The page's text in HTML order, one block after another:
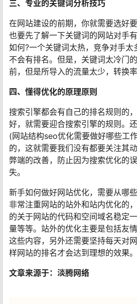
三、专业的关键词分析技巧
在网站建设的前期，你就需要选好
也要先了解一下关键词的网站对手
如何?一个关键词太热，竞争对手
不会有排名。但是，关键词太冷门
前，但是所导入的流量太少，转换率
四、懂得优化的原理原则
搜索引擎都会有自己的排名规则的
好，就需要迎合搜索引擎的规则。
(网站结构seo优化需要做好哪些工
的，这就需要我们没有都要关注其
弊端的改善，防止因为搜索优化的
失。
新手如何做好网站优化，需要从哪
非常注重网站的站外和站内优化的
的关于网站的代码和空间域名稳定
量等等。站外的优化主要是包括友
这些内容，另外还需要坚持每天对
样网站的排名才会达到理想的效果。
文章来源于：淡腾网络